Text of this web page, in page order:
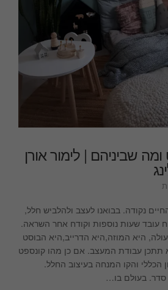
שביניהם | לימור אורן
קונספט
ומה
שביניהם
|
לימור
אורן
עיצוב
נקודה. בבואנו לעצב ולהלביש חלל,
עובד שעות נוספות וקודח אחר השראה.
היא המוזה,היא הדרייב,היא הבוסט
תתכן עבודת המעצב. אם כן מהו קונספט
הכללי והקו המנחה בעיצוב החלל.
בעולם בו…